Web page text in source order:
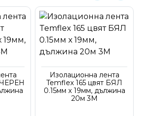
ЧЕРЕН
Изолационна лента
Temflex 165 цвят БЯЛ
0.15мм х 19мм, дължина
20м 3M